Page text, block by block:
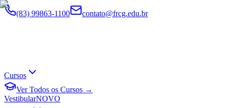
(83) 99863-1100 contato@frcg.edu.br
Cursos
Ver Todos os Cursos →
VestibularNOVO